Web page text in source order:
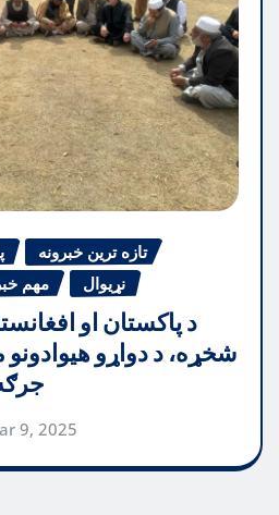
تازه ترین خبرونه
مهم نړیوال
د پاکستان او
شخړه، د دواړو
9, 2025